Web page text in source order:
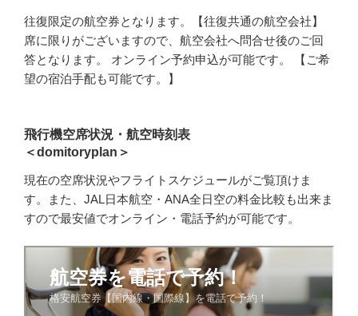
往復限定の航空券となります。【往復共通の航空会社】
席に限りがございますので、航空会社へ問合せ後のご回
答となります。 オンライン予約申込が可能です。 【ご希
望の宿泊手配も可能です。】
飛行機空席状況・航空時刻表
＜domitoryplan＞
現在の空席状況やフライトスケジュールがご覧頂けま
す。また、JAL日本航空・ANA全日空の料金比較も出来ま
すので最安値でオンライン・電話予約が可能です。